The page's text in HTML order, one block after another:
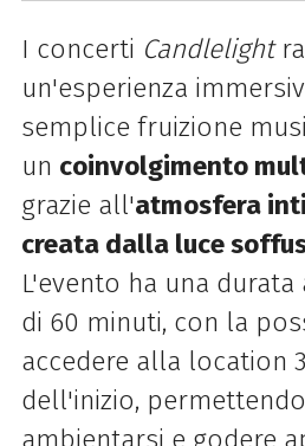
I concerti Candlelight
un'esperienza
semplice fruizione
un coinvolgimento
grazie all'atmosfera
creata dalla luce
L'evento ha una
di 60 minuti, con la
accedere alla location
dell'inizio,
ambientarsi e godere